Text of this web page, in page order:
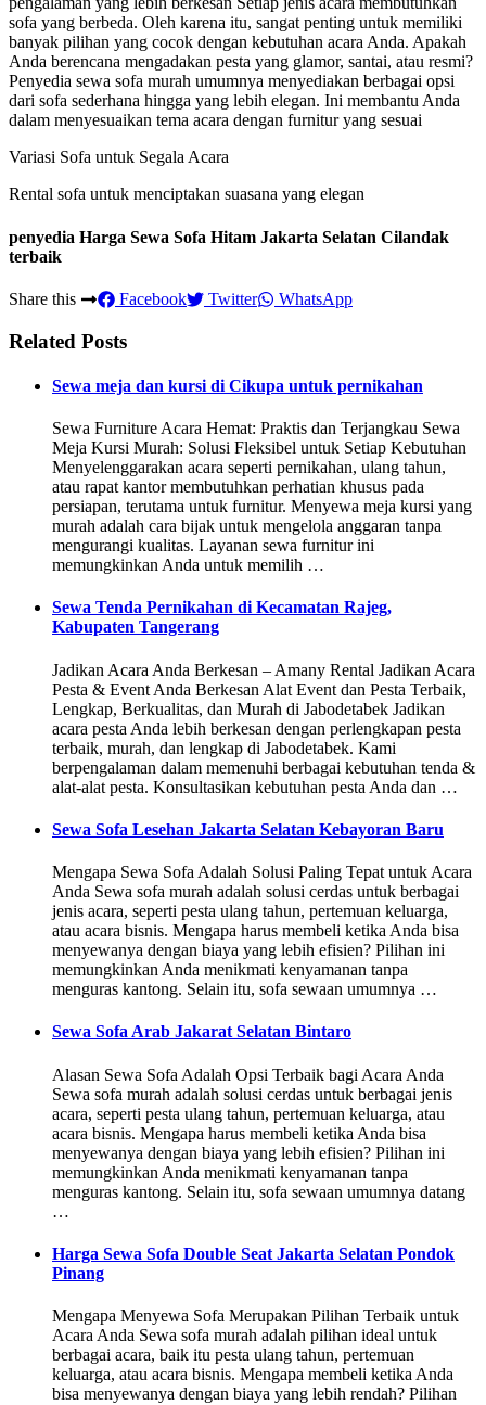
sofa yang berbeda. Oleh karena itu, sangat penting untuk memiliki
banyak pilihan yang cocok dengan kebutuhan acara Anda. Apakah
Anda berencana mengadakan pesta yang glamor, santai, atau resmi?
Penyedia sewa sofa murah umumnya menyediakan berbagai opsi
dari sofa sederhana hingga yang lebih elegan. Ini membantu Anda
dalam menyesuaikan tema acara dengan furnitur yang sesuai
Variasi Sofa untuk Segala Acara
Rental sofa untuk menciptakan suasana yang elegan
penyedia Harga Sewa Sofa Hitam Jakarta Selatan Cilandak
terbaik
Share this Facebook Twitter WhatsApp
Related Posts
Sewa meja dan kursi di Cikupa untuk pernikahan
Sewa Furniture Acara Hemat: Praktis dan Terjangkau Sewa
Meja Kursi Murah: Solusi Fleksibel untuk Setiap Kebutuhan
Menyelenggarakan acara seperti pernikahan, ulang tahun,
atau rapat kantor membutuhkan perhatian khusus pada
persiapan, terutama untuk furnitur. Menyewa meja kursi yang
murah adalah cara bijak untuk mengelola anggaran tanpa
mengurangi kualitas. Layanan sewa furnitur ini
memungkinkan Anda untuk memilih …
Sewa Tenda Pernikahan di Kecamatan Rajeg,
Kabupaten Tangerang
Jadikan Acara Anda Berkesan – Amany Rental Jadikan Acara
Pesta & Event Anda Berkesan Alat Event dan Pesta Terbaik,
Lengkap, Berkualitas, dan Murah di Jabodetabek Jadikan
acara pesta Anda lebih berkesan dengan perlengkapan pesta
terbaik, murah, dan lengkap di Jabodetabek. Kami
berpengalaman dalam memenuhi berbagai kebutuhan tenda &
alat-alat pesta. Konsultasikan kebutuhan pesta Anda dan …
Sewa Sofa Lesehan Jakarta Selatan Kebayoran Baru
Mengapa Sewa Sofa Adalah Solusi Paling Tepat untuk Acara
Anda Sewa sofa murah adalah solusi cerdas untuk berbagai
jenis acara, seperti pesta ulang tahun, pertemuan keluarga,
atau acara bisnis. Mengapa harus membeli ketika Anda bisa
menyewanya dengan biaya yang lebih efisien? Pilihan ini
memungkinkan Anda menikmati kenyamanan tanpa
menguras kantong. Selain itu, sofa sewaan umumnya …
Sewa Sofa Arab Jakarat Selatan Bintaro
Alasan Sewa Sofa Adalah Opsi Terbaik bagi Acara Anda
Sewa sofa murah adalah solusi cerdas untuk berbagai jenis
acara, seperti pesta ulang tahun, pertemuan keluarga, atau
acara bisnis. Mengapa harus membeli ketika Anda bisa
menyewanya dengan biaya yang lebih efisien? Pilihan ini
memungkinkan Anda menikmati kenyamanan tanpa
menguras kantong. Selain itu, sofa sewaan umumnya datang
…
Harga Sewa Sofa Double Seat Jakarta Selatan Pondok
Pinang
Mengapa Menyewa Sofa Merupakan Pilihan Terbaik untuk
Acara Anda Sewa sofa murah adalah pilihan ideal untuk
berbagai acara, baik itu pesta ulang tahun, pertemuan
keluarga, atau acara bisnis. Mengapa membeli ketika Anda
bisa menyewanya dengan biaya yang lebih rendah? Pilihan